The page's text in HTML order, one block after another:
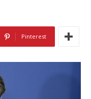
Pinterest